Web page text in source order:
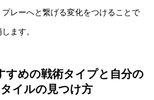
レーへと繋げる変化をつけることで
ます。
すめの戦術タイプと自分の
イルの見つけ方